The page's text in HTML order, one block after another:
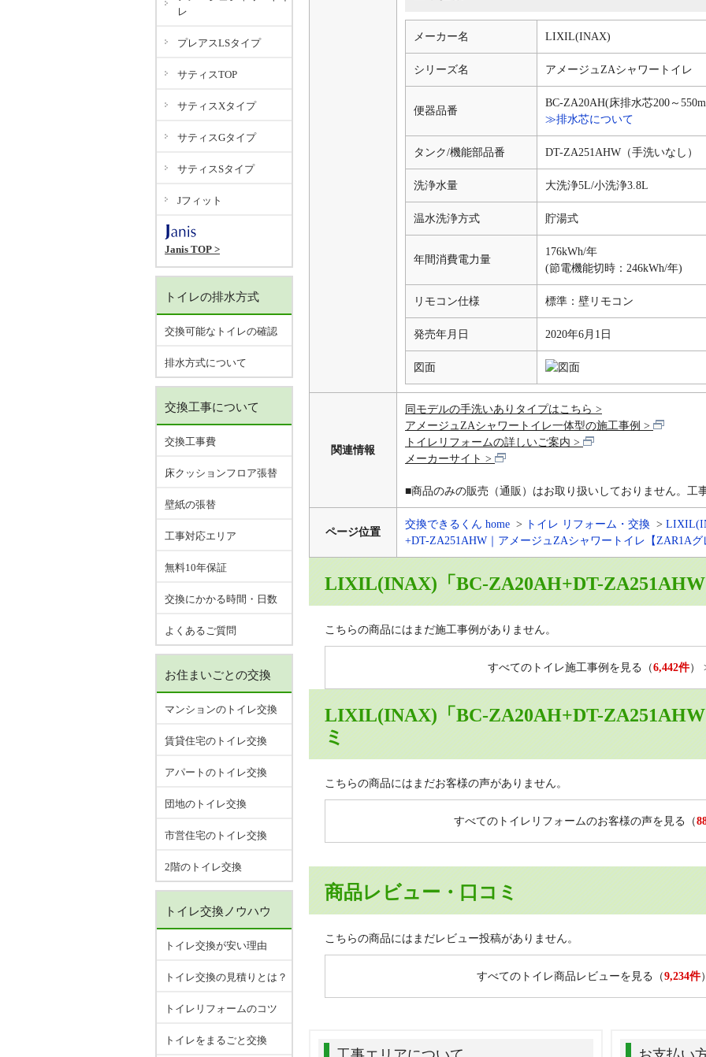
メーカー名 LIXIL(INAX)
シリーズ名 アメージュZAシャワートイレ
便器品番
BC-ZA20AH(床排水芯200～
≫排水芯について
タンク/機能部品番 DT-ZA251AHW（手洗いなし）
洗浄水量 大洗浄5L/小洗浄3.8L
温水洗浄方式 貯湯式
年間消費電力量
176kWh/年
(節電機能切時：246kWh/年)
リモコン仕様 標準：壁リモコン
発売年月日 2020年6月1日
図面
関連情報
同モデルの手洗いありタイプはこちら
アメージュZAシャワートイレ一体型の施工事例
トイレリフォームの詳しいご案内
メーカーサイト
■商品のみの販売（通販）はお取り扱いしておりません。工
ページ位置
交換できるくん home トイレ リフォーム・交換
+DT-ZA251AHW｜アメージュZAシャワートイレ【ZAR1Aグ
LIXIL(INAX)「BC-ZA20AH+DT-ZA251AHW
こちらの商品にはまだ施工事例がありません。
すべてのトイレ施工事例を見る （6,442件）
LIXIL(INAX)「BC-ZA20AH+DT-
ミ
こちらの商品にはまだお客様の声がありません。
すべてのトイレリフォームのお客様の声を見る （
商品レビュー・口コミ
こちらの商品にはまだレビュー投稿がありません。
すべてのトイレ商品レビューを見る （9,234件）
レ
プレアスLSタイプ
サティスTOP
サティスXタイプ
サティスGタイプ
サティスSタイプ
Jフィット
Janis TOP >
トイレの排水方式
交換可能なトイレの確認
排水方式について
交換工事について
交換工事費
床クッションフロア張替
壁紙の張替
工事対応エリア
無料10年保証
交換にかかる時間・日数
よくあるご質問
お住まいごとの交換
マンションのトイレ交換
賃貸住宅のトイレ交換
アパートのトイレ交換
団地のトイレ交換
市営住宅のトイレ交換
2階のトイレ交換
トイレ交換ノウハウ
トイレ交換が安い理由
トイレ交換の見積りとは？
トイレリフォームのコツ
トイレをまるごと交換